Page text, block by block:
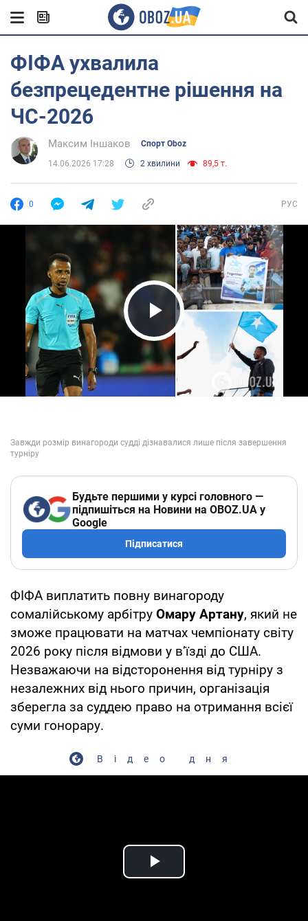
ФІФА ухвалила
безпрецедентне рішення на
ЧС-2026
Максим Іншаков Спорт Oboz
14.06.2026 17:28 2 хвилини 89,5 т.
0 РУС
Play Video
Будьте першими у курсі головного —
підпишіться на Новини на OBOZ.UA у
Google
Підписатися
ФІФА виплатить повну винагороду
сомалійському арбітру Омару Артану, який не
зможе працювати на матчах чемпіонату світу
2026 року після відмови у в’їзді до США.
Незважаючи на відсторонення від турніру з
незалежних від нього причин, організація
зберегла за суддею право на отримання всієї
суми гонорару.
Відео дня
Play Video